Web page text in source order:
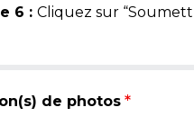
6 : Cliquez sur
de photos